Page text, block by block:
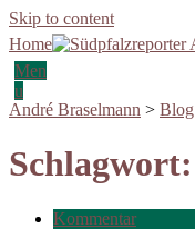
Skip to content
Home
Men
u
André Braselmann > Blog
Schlagwort:
Kommentar